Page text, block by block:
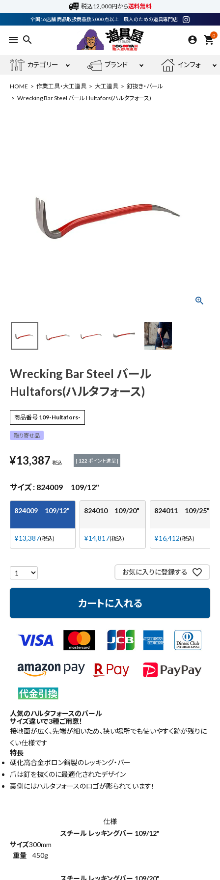
税込12,000円から送料無料
全国16店舗 商品取扱商品数5,000点以上 職人のための道具専門店
menu search 0
shopping_cart
カテゴリー ブランド インフォ
エアー工具・機械工具
作業工具・大工道具
測定工具・筆記具
収納・腰袋・ワーク用品
現場安全・運搬
HOME 作業工具・大工道具 大工道具
釘抜き・バール
Wrecking Bar Steel バール Hultafors(ハルタフォース)
Wrecking Bar Steel バール
Hultafors(ハルタフォース)
商品番号 109-Hultafors-
取り寄せ品
¥13,387 税込 [ 122 ポイント進呈 ]
サイズ 824009 109/12"
824009 109/12"
¥13,387 税込
824010 109/20"
¥14,817 税込
824011 109/25"
¥16,412 税込
お気に入りに登録する
カートに入れる
人気のハルタフォースのバール
サイズ違いで3種ご用意！
接地面が広く、先端が細いため、狭い場所でも使いやすく跡が残りに
くい仕様です
特長
硬化高合金ボロン鋼製のレッキング・バー
爪は釘を抜くのに最適化されたデザイン
裏側にはハルタフォースのロゴが彫られています!
仕様
スチール レッキングバー 109/12"
サイズ300mm
重量
450g
スチール レッキングバー 109/20"